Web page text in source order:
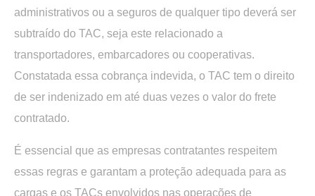
administrativos ou a seguros de qualquer tipo deverá ser
subtraído do TAC, seja este relacionado a
transportadores, embarcadores ou cooperativas.
Constatada essa cobrança indevida, o TAC tem o direito
de ser indenizado em até duas vezes o valor do frete
contratado.
É essencial que as empresas contratantes respeitem
essas regras e garantam a proteção adequada para as
cargas e os TACs envolvidos nas operações de